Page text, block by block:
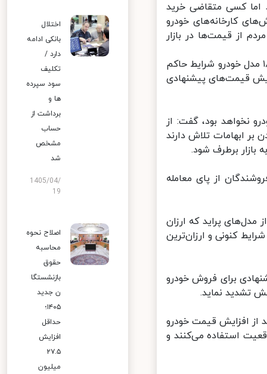
کسی متقاضی خرید
کارخانه‌های خودرو
از قیمت‌ها در بازار
حالا اما با اعلام شورای رقابت مبنی بر تغییر مکانیزم قیمت‌گذاری ۱۸ مدل خودرو شرایط حاکم
قیمت‌های پیشنهادی
نخواهد بود، گفت: از
ابهامات تلاش دارند
برطرف شود.
از پای معامله
پراید که ارزان
اما در شرایط کنونی و ارزان‌ترین
قیمت های پیشنهادی برای فروش خودرو
تشدید نماید.
از افزایش قیمت خودرو
استفاده می‌کنند و
اختلال
بانکی ادامه
دارد /
تکلیف
سود سپرده
ها و
برداشت از
حساب
مشخص
شد
1405/04/
19
اصلاح نحوه
محاسبه
حقوق
بازنشستگا
ن جدید
۱۴۰۵؛
حداقل
افزایش
۲۷.۵
میلیون